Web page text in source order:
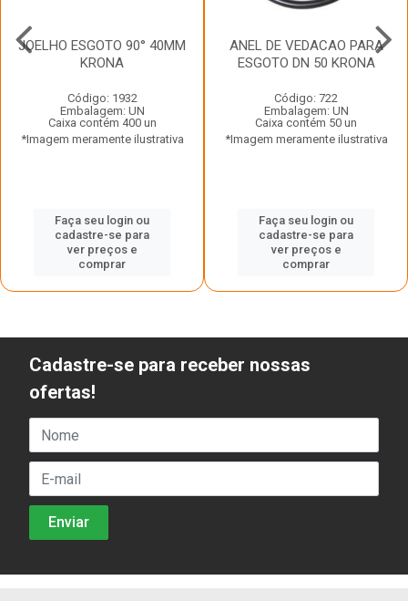
JOELHO ESGOTO 90° 40MM
KRONA
Código: 1932
Embalagem: UN
Caixa contém 400 un
*Imagem meramente ilustrativa
Faça seu login ou
cadastre-se para
ver preços e
comprar
ANEL DE VEDACAO PARA
ESGOTO DN 50 KRONA
Código: 722
Embalagem: UN
Caixa contém 50 un
*Imagem meramente ilustrativa
Faça seu login ou
cadastre-se para
ver preços e
comprar
Cadastre-se para receber nossas
ofertas!